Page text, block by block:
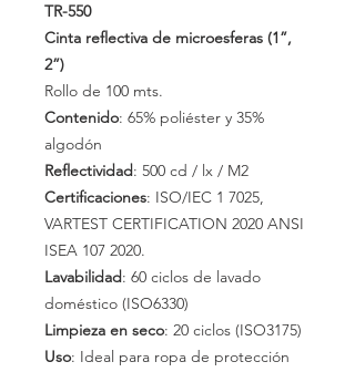
TR-550
Cinta reflectiva de microesferas (1”,
2”)
Rollo de 100 mts.
Contenido: 65% poliéster y 35%
algodón
Reflectividad: 500 cd / lx / M2
Certificaciones: ISO/IEC 1 7025,
VARTEST CERTIFICATION 2020 ANSI
ISEA 107 2020.
Lavabilidad: 60 ciclos de lavado
doméstico (ISO6330)
Limpieza en seco: 20 ciclos (ISO3175)
Uso: Ideal para ropa de protección